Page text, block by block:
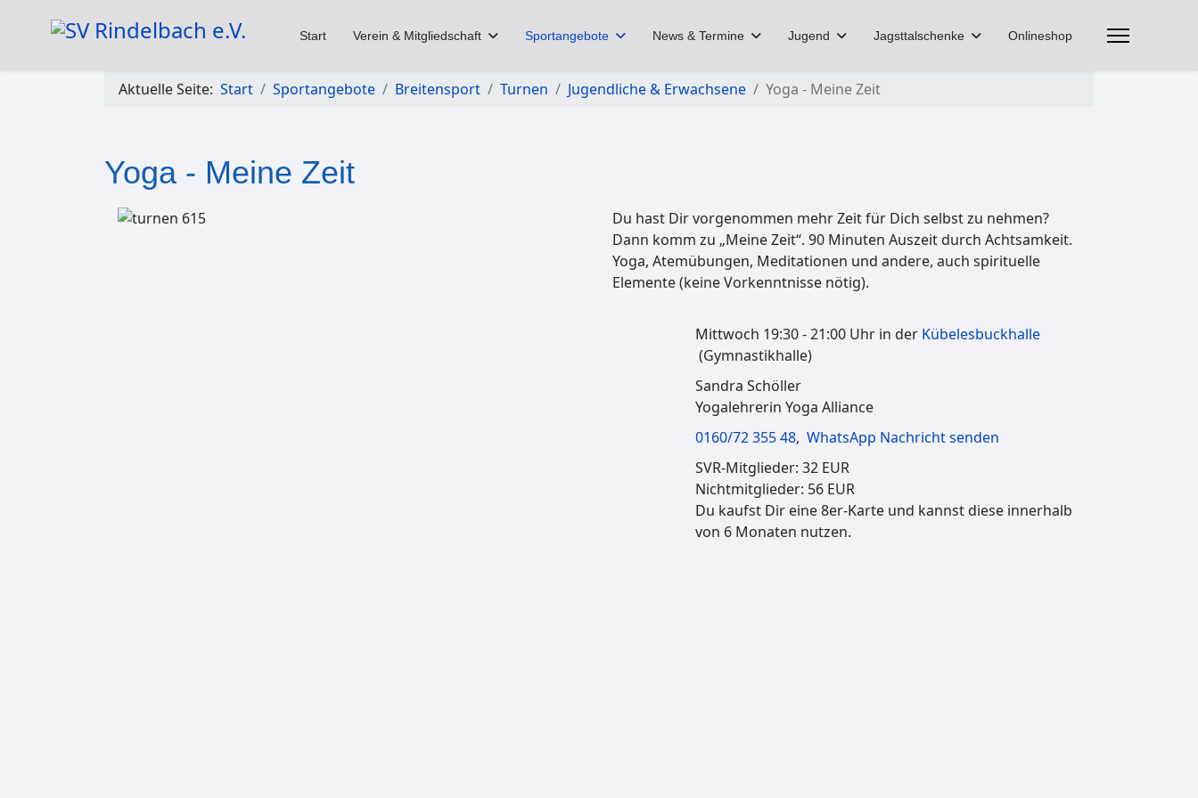
Start Verein & Mitgliedschaft Sportangebote News & Termine Jugend Jagsttalschenke Onlineshop
Aktuelle Seite: Start Sportangebote Breitensport Turnen Jugendliche & Erwachsene Yoga - Meine Zeit
Yoga - Meine Zeit
Du hast Dir vorgenommen mehr Zeit für Dich selbst zu nehmen?
Dann komm zu „Meine Zeit“. 90 Minuten Auszeit durch Achtsamkeit.
Yoga, Atemübungen, Meditationen und andere, auch spirituelle
Elemente (keine Vorkenntnisse nötig).
Mittwoch 19:30 - 21:00 Uhr in der Kübelesbuckhalle
(Gymnastikhalle)
Sandra Schöller
Yogalehrerin Yoga Alliance
0160/72 355 48, WhatsApp Nachricht senden
SVR-Mitglieder: 32 EUR
Nichtmitglieder: 56 EUR
Du kaufst Dir eine 8er-Karte und kannst diese innerhalb
von 6 Monaten nutzen.